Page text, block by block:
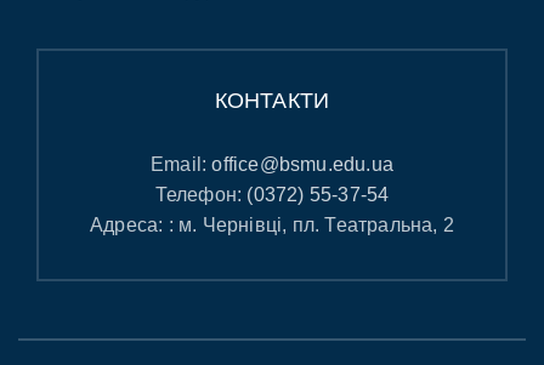
КОНТАКТИ
Email:office@bsmu.edu.ua
Телефон: (0372) 55-37-54
Адреса: : м. Чернівці, пл. Театральна, 2